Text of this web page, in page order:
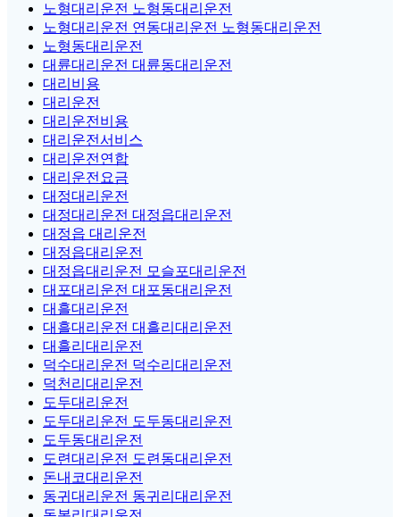
노형대리운전 노형동대리운전
노형대리운전 연동대리운전 노형동대리운전
노형동대리운전
대륜대리운전 대륜동대리운전
대리비용
대리운전
대리운전비용
대리운전서비스
대리운전연합
대리운전요금
대정대리운전
대정대리운전 대정읍대리운전
대정읍 대리운전
대정읍대리운전
대정읍대리운전 모슬포대리운전
대포대리운전 대포동대리운전
대흘대리운전
대흘대리운전 대흘리대리운전
대흘리대리운전
덕수대리운전 덕수리대리운전
덕천리대리운전
도두대리운전
도두대리운전 도두동대리운전
도두동대리운전
도련대리운전 도련동대리운전
돈내코대리운전
동귀대리운전 동귀리대리운전